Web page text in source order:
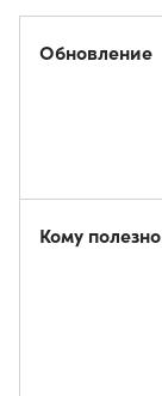
Обновление
Кому полезно